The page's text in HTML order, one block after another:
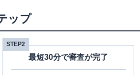
ップ
STEP2
最短30分で審査が完了